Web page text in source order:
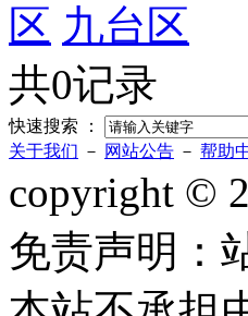
区 九台区
共0记录
快速搜索 ：
关于我们 － 网站公告 － 帮助
copyright ©
免责声明：